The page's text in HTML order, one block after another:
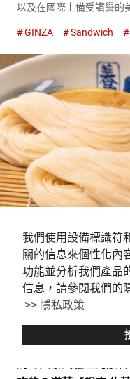
我們使用設備標識符
關的信息來個性化內
功能並分析我們產品
信息，請參閱我們的
>> 隱私政策
以及在國際上備受讚譽的
Café（Shiseido Parlour
GINZA Sandwich
烏冬與泰式咖哩的融